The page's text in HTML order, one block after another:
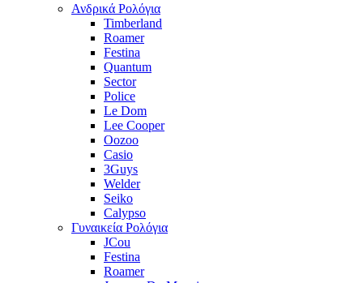
Ανδρικά Ρολόγια
Timberland
Roamer
Festina
Quantum
Sector
Police
Le Dom
Lee Cooper
Oozoo
Casio
3Guys
Welder
Seiko
Calypso
Γυναικεία Ρολόγια
JCou
Festina
Roamer